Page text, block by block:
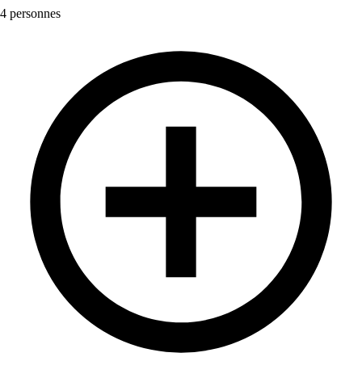
4 personnes